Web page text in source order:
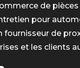
de pièces
pour
fournisseur de
et les clients